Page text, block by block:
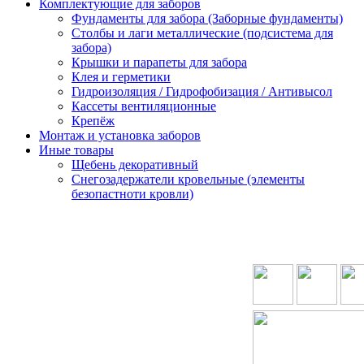
Комплектующие для заборов
Фундаменты для забора (Заборные фундаменты)
Столбы и лаги металлические (подсистема для
забора)
Крышки и парапеты для забора
Клея и герметики
Гидроизоляция / Гидрофобизация / Антивысол
Кассеты вентиляционные
Крепёж
Монтаж и установка заборов
Иные товары
Щебень декоративный
Снегозадержатели кровельные (элементы
безопастноти кровли)